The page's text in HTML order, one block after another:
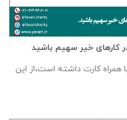
کارهای خیر سهیم باشید
همراه کارت داشته است،از این